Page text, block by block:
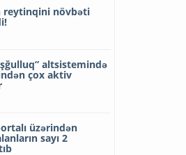
reytinqini növbəti
altsistemində
çox aktiv
üzərindən
sayı 2